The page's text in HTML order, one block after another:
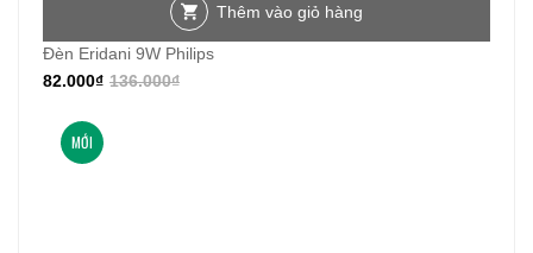
Thêm vào giỏ hàng
Đèn Eridani 9W Philips
136.000₫
82.000₫
MỚI